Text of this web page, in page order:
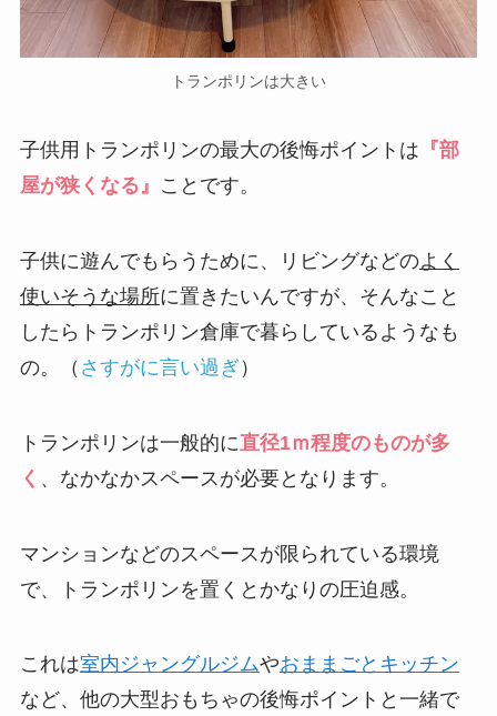
トランポリンは大きい
子供用トランポリンの最大の後悔ポイントは 『部
屋が狭くなる』 ことです。
子供に遊んでもらうために、リビングなどのよく
使いそうな場所に置きたいんですが、そんなこと
したらトランポリン倉庫で暮らしているようなも
の。（ さすがに言い過ぎ ）
トランポリンは一般的に直径1ｍ程度のものが多
く 、なかなかスペースが必要となります。
マンションなどのスペースが限られている環境
で、トランポリンを置くとかなりの圧迫感。
これは室内ジャングルジムやおままごとキッチン
など、他の大型おもちゃの後悔ポイントと一緒で